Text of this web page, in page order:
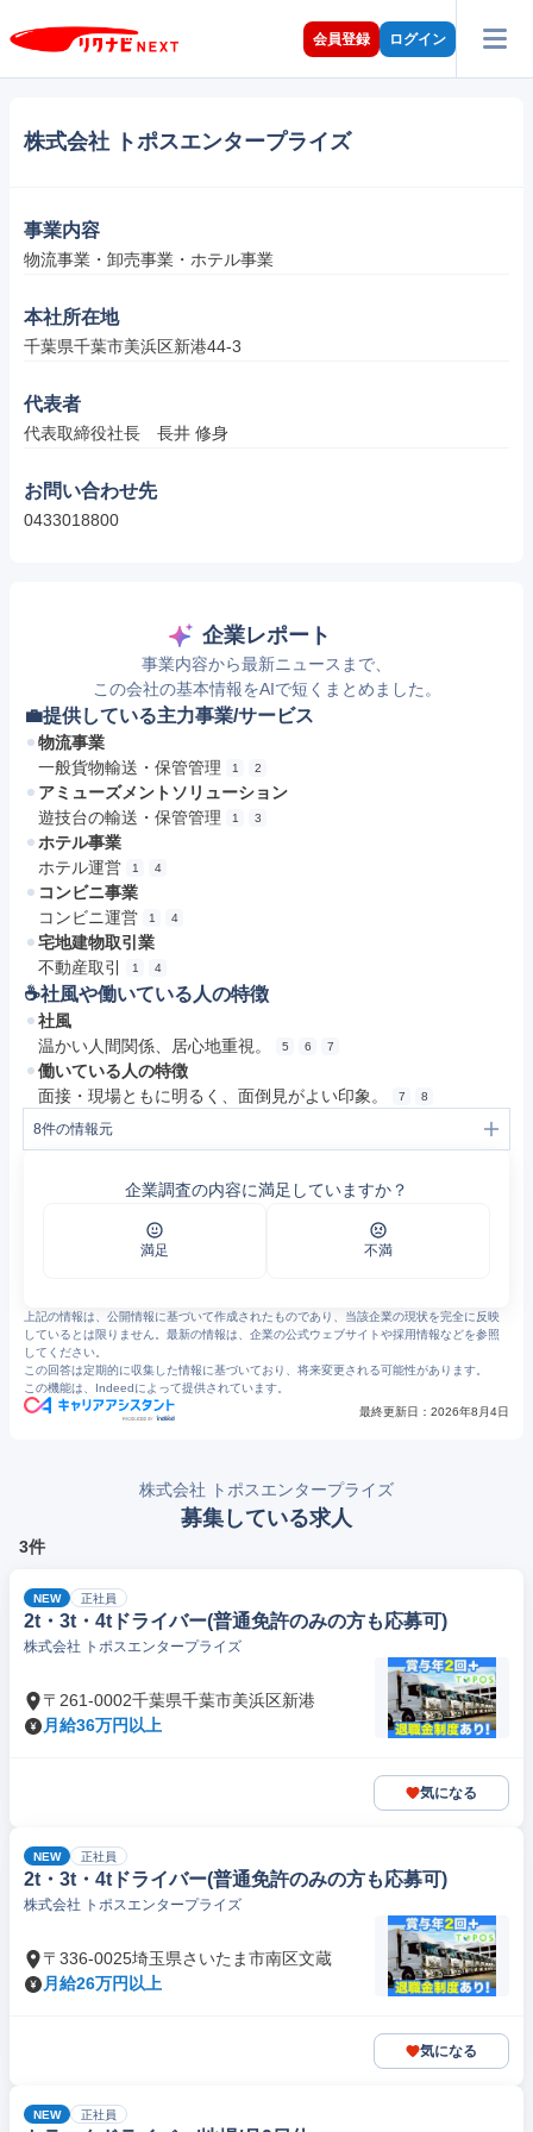
会員登録 ログイン
株式会社 トポスエンタープライズ
事業内容
物流事業・卸売事業・ホテル事業
本社所在地
千葉県千葉市美浜区新港44-3
代表者
代表取締役社長　長井 修身
お問い合わせ先
0433018800
企業レポート
事業内容から最新ニュースまで、
この会社の基本情報をAIで短くまとめました。
💼提供している主力事業/サービス
物流事業
一般貨物輸送・保管管理
1 2
アミューズメントソリューション
遊技台の輸送・保管管理
1 3
ホテル事業
ホテル運営
1 4
コンビニ事業
コンビニ運営
1 4
宅地建物取引業
不動産取引
1 4
☕️社風や働いている人の特徴
社風
温かい人間関係、居心地重視。
5 6 7
働いている人の特徴
面接・現場ともに明るく、面倒見がよい印象。
7 8
8件の情報元
アミューズメントソリューション | 株式会社トポスエンタープライズ
採用情報 | 株式会社トポスエンタープライズ
採用情報 | 株式会社トポスエンタープライズ
企業調査の内容に満足していますか？
満足 不満
上記の情報は、公開情報に基づいて作成されたものであり、当該企業の現状を完全に反映
しているとは限りません。最新の情報は、企業の公式ウェブサイトや採用情報などを参照
してください。
この回答は定期的に収集した情報に基づいており、将来変更される可能性があります。
この機能は、Indeedによって提供されています。
最終更新日： 2026年8月4日
株式会社 トポスエンタープライズ
募集している求人
3件
NEW 正社員
2t・3t・4tドライバー(普通免許のみの方も応募可)
株式会社 トポスエンタープライズ
〒261-0002千葉県千葉市美浜区新港
月給36万円以上
気になる
NEW 正社員
2t・3t・4tドライバー(普通免許のみの方も応募可)
株式会社 トポスエンタープライズ
〒336-0025埼玉県さいたま市南区文蔵
月給26万円以上
気になる
NEW 正社員